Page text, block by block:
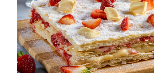
FOOD SERVICE